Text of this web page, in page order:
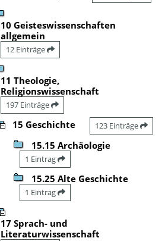
10 Geisteswissenschaften
allgemein
12 Einträge
11 Theologie,
Religionswissenschaft
197 Einträge
15 Geschichte 123 Einträge
15.15 Archäologie
1 Eintrag
15.25 Alte Geschichte
1 Eintrag
17 Sprach- und
Literaturwissenschaft